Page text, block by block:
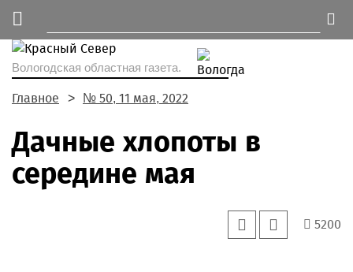
Вологодская областная газета.
Главное № 50, 11 мая, 2022
Дачные хлопоты в
середине мая
5200